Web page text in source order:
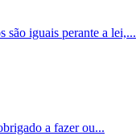
são iguais perante a lei,...
a fazer ou...